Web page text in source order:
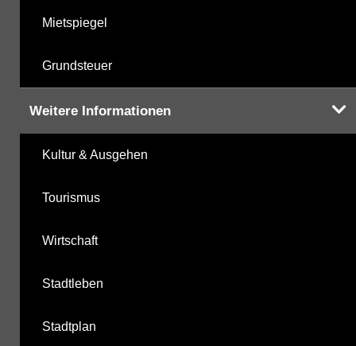
Mietspiegel
Grundsteuer
Weitere Informationen
Kultur & Ausgehen
Tourismus
Wirtschaft
Stadtleben
Stadtplan